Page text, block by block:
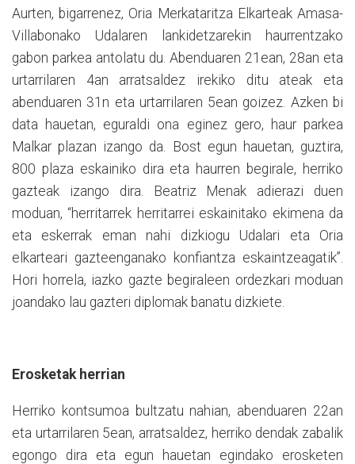
Aurten, bigarrenez, Oria Merkataritza Elkarteak Amasa-
Villabonako Udalaren lankidetzarekin haurrentzako
gabon parkea antolatu du. Abenduaren 21ean, 28an eta
urtarrilaren 4an arratsaldez irekiko ditu ateak eta
abenduaren 31n eta urtarrilaren 5ean goizez. Azken bi
data hauetan, eguraldi ona eginez gero, haur parkea
Malkar plazan izango da. Bost egun hauetan, guztira,
800 plaza eskainiko dira eta haurren begirale, herriko
gazteak izango dira. Beatriz Menak adierazi duen
moduan, “herritarrek herritarrei eskainitako ekimena da
eta eskerrak eman nahi dizkiogu Udalari eta Oria
elkarteari gazteenganako konfiantza eskaintzeagatik”.
Hori horrela, iazko gazte begiraleen ordezkari moduan
joandako lau gazteri diplomak banatu dizkiete.
Erosketak herrian
Herriko kontsumoa bultzatu nahian, abenduaren 22an
eta urtarrilaren 5ean, arratsaldez, herriko dendak zabalik
egongo dira eta egun hauetan egindako erosketen